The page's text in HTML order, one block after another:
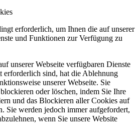
erforderlich, um Ihnen die auf unserer
und Funktionen zur Verfügung zu
unserer Webseite verfügbaren Dienste
erforderlich sind, hat die Ablehnung
unserer Webseite. Sie
oder löschen, indem Sie Ihre
und das Blockieren aller Cookies auf
Sie werden jedoch immer aufgefordert,
wenn Sie unsere Website